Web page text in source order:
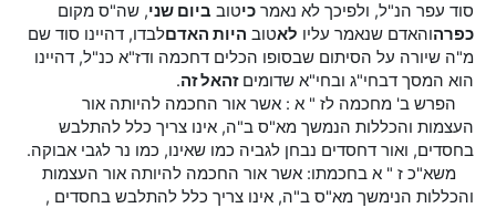
סוד עפר הנ"ל, ולפיכך לא נאמר כיטוב ביום שני, שה"ס מקום
כפרהוהאדם שנאמר עליו לאטוב היות האדםלבדו, דהיינו סוד שם
מ"ה שיורה על הסיתום שבסופו הכלים דחכמה ודז"א כנ"ל, דהיינו
הוא המסך דבחי"ג ובחי"א שדומיםזהאל זה.
הפרש ב' מחכמה לז " א : אשר אור החכמה להיותה אור
העצמות והכללות הנמשך מא"ס ב"ה, אינו צריך כלל להתלבש
בחסדים, ואור דחסדים נבחן לגביה כמו שאינו, כמו נר לגבי אבוקה.
משא"כ ז " א בחכמתו: אשר אור החכמה להיותה אור העצמות
והכללות הנימשך מא"ס ב"ה, אינו צריך כלל להתלבש בחסדים ,